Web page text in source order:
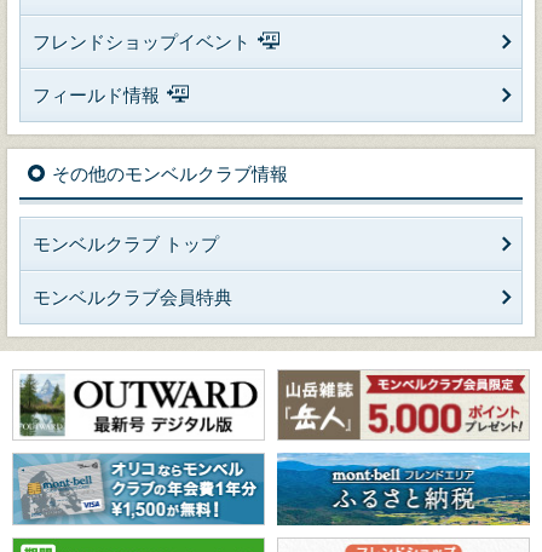
フレンドショップイベント
フィールド情報
その他のモンベルクラブ情報
モンベルクラブ トップ
モンベルクラブ会員特典